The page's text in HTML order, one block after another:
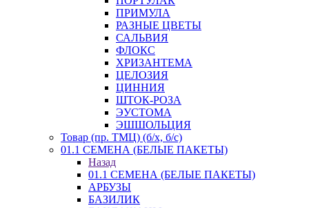
ПРИМУЛА
РАЗНЫЕ ЦВЕТЫ
САЛЬВИЯ
ФЛОКС
ХРИЗАНТЕМА
ЦЕЛОЗИЯ
ЦИННИЯ
ШТОК-РОЗА
ЭУСТОМА
ЭШШОЛЬЦИЯ
Товар (пр. ТМЦ) (б/х, б/с)
01.1 СЕМЕНА (БЕЛЫЕ ПАКЕТЫ)
Назад
01.1 СЕМЕНА (БЕЛЫЕ ПАКЕТЫ)
АРБУЗЫ
БАЗИЛИК